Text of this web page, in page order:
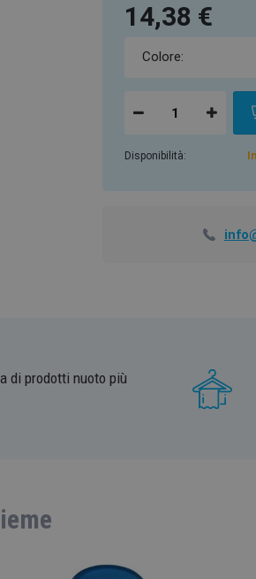
14,38 €
Disponibilità:
di prodotti nuoto più